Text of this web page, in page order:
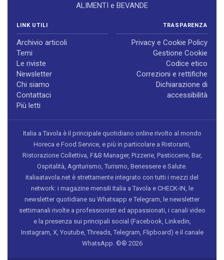
ALIMENTI e BEVANDE
LINK UTILI
Archivio articoli
Temi
Le riviste
Newsletter
Chi siamo
Contattaci
Più letti
TRASPARENZA
Privacy e Cookie Policy
Gestione Cookie
Codice etico
Correzioni e rettifiche
Dichiarazione di
accessibilità
Italia a Tavola è il principale quotidiano online rivolto al mondo
Horeca e Food Service, e più in particolare a Ristoranti,
Ristorazione Collettiva, F&B Manager, Pizzerie, Pasticcerie, Bar,
Ospitalità, Agriturismo, Turismo, Benessere e Salute.
italiaatavola.net è strettamente integrato con tutti i mezzi del
network: i magazine mensili Italia a Tavola e CHECK-IN, le
newsletter quotidiane su Whatsapp e Telegram, le newsletter
settimanali rivolte a professionisti ed appassionati, i canali video
e la presenza sui principali social (Facebook, Linkedin,
Instagram, X, Youtube, Threads, Telegram, Flipboard) e il canale
WhatsApp. ©® 2026